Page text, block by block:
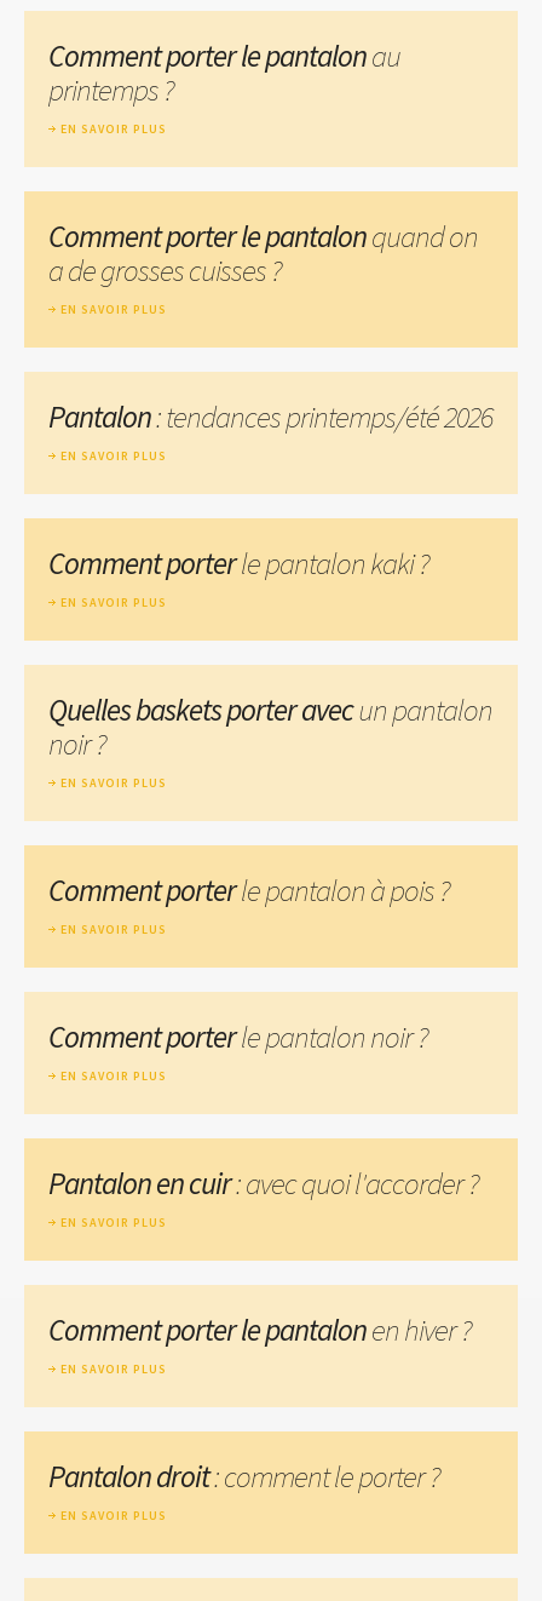
Comment porter le pantalonau
printemps ?
EN SAVOIR PLUS
Comment porter le pantalonquand on
a de grosses cuisses ?
EN SAVOIR PLUS
Pantalon: tendances printemps/été 2026
EN SAVOIR PLUS
Comment porterle pantalon kaki ?
EN SAVOIR PLUS
Quelles baskets porter avecun pantalon
noir ?
EN SAVOIR PLUS
Comment porterle pantalon à pois ?
EN SAVOIR PLUS
Comment porterle pantalon noir ?
EN SAVOIR PLUS
Pantalon en cuir: avec quoi l'accorder ?
EN SAVOIR PLUS
Comment porter le pantalonen hiver ?
EN SAVOIR PLUS
Pantalon droit: comment le porter ?
EN SAVOIR PLUS